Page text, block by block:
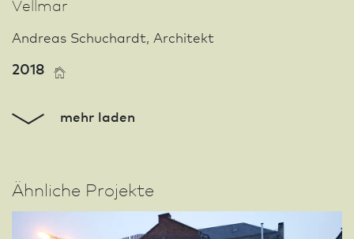
Vellmar
Andreas Schuchardt, Architekt
2018
mehr laden
Ähnliche Projekte